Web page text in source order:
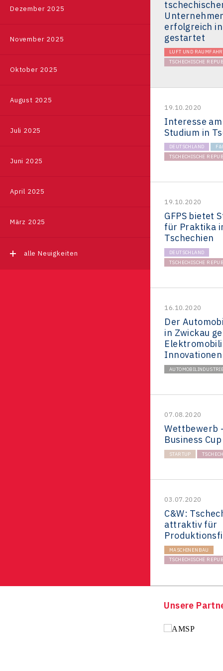
Referenzen
Deutschland
Dezember 2025
November 2025
Oktober 2025
August 2025
Juli 2025
Juni 2025
April 2025
März 2025
alle Neuigkeiten
erfolgreich
gestartet
LUFT UND
TSCHECHISCHE
19.10.2020
Interesse
Studium in
DEUTSCHLAND
TSCHECHISCHE
19.10.2020
GFPS bietet
für Praktika
Tschechien
DEUTSCHLAND
TSCHECHISCHE
16.10.2020
Der
in Zwickau
Innovationen
AUTOMOBILINDUSTRIE
07.08.2020
Wettbewerb
Business Cup
STARTUP
03.07.2020
C&W:
attraktiv für
MASCHINENBAU
TSCHECHISCHE
Unsere